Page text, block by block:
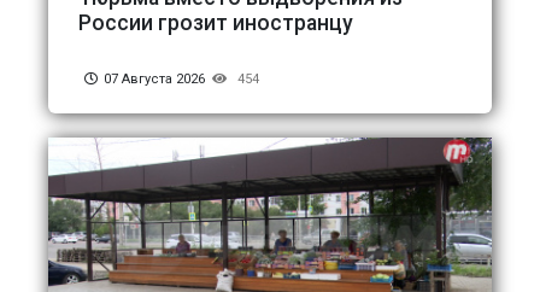
России грозит иностранцу
07 Августа 2026 454